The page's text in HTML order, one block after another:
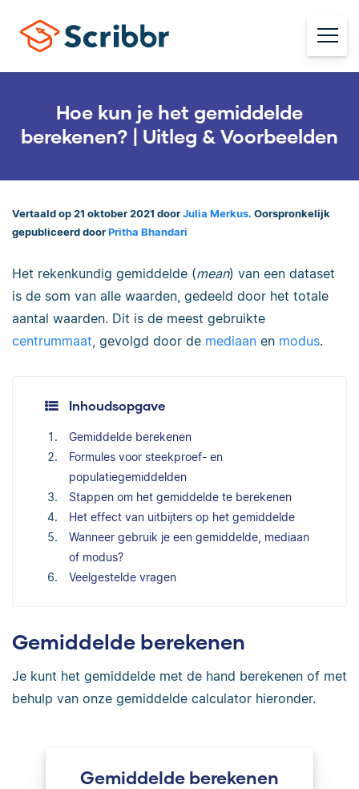
Hoe kun je het gemiddelde
berekenen? | Uitleg & Voorbeelden
Vertaald op 21 oktober 2021 door Julia Merkus. Oorspronkelijk
gepubliceerd door Pritha Bhandari
Het rekenkundig gemiddelde (mean) van een dataset
is de som van alle waarden, gedeeld door het totale
aantal waarden. Dit is de meest gebruikte
centrummaat , gevolgd door de mediaan en modus.
Inhoudsopgave
Gemiddelde berekenen
Formules voor steekproef- en
populatiegemiddelden
Stappen om het gemiddelde te berekenen
Het effect van uitbijters op het gemiddelde
Wanneer gebruik je een gemiddelde, mediaan
of modus?
Veelgestelde vragen
Gemiddelde berekenen
Je kunt het gemiddelde met de hand berekenen of met
behulp van onze gemiddelde calculator hieronder.